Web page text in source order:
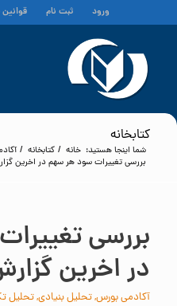
ورود ثبت نام
کتابخانه
شما اینجا هستید: خانه / کتابخانه /
بررسی تغییرات سود هر سهم در اخرین
بررسی
در اخرین
آکادمی بورس,تحلیل بنیادی,تحلیل